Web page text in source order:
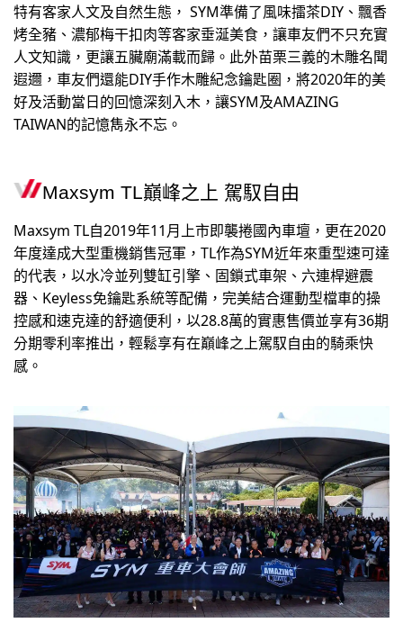
特有客家人文及自然生態， SYM準備了風味擂茶DIY、飄香
烤全豬、濃郁梅干扣肉等客家垂涎美食，讓車友們不只充實
人文知識，更讓五臟廟滿載而歸。此外苗栗三義的木雕名聞
遐邇，車友們還能DIY手作木雕紀念鑰匙圈，將2020年的美
好及活動當日的回憶深刻入木，讓SYM及AMAZING
TAIWAN的記憶雋永不忘。
Maxsym TL巔峰之上 駕馭自由
Maxsym TL自2019年11月上市即襲捲國內車壇，更在2020
年度達成大型重機銷售冠軍，TL作為SYM近年來重型速可達
的代表，以水冷並列雙缸引擎、固鎖式車架、六連桿避震
器、Keyless免鑰匙系統等配備，完美結合運動型檔車的操
控感和速克達的舒適便利，以28.8萬的實惠售價並享有36期
分期零利率推出，輕鬆享有在巔峰之上駕馭自由的騎乘快
感。